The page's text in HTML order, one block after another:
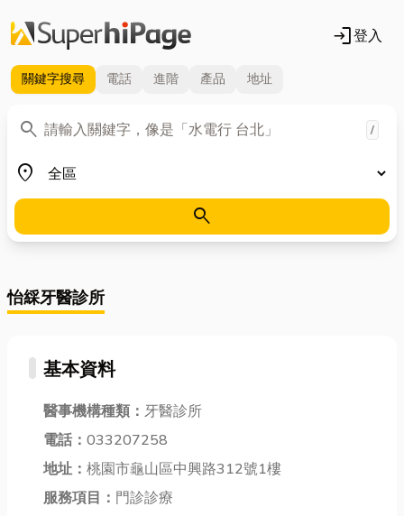
login登入
關鍵字搜尋 電話 進階 產品 地址
search
關鍵字 /
place
地區
search
怡綵牙醫診所
基本資料
醫事機構種類： 牙醫診所
電話： 033207258
地址： 桃園市龜山區中興路312號1樓
服務項目： 門診診療